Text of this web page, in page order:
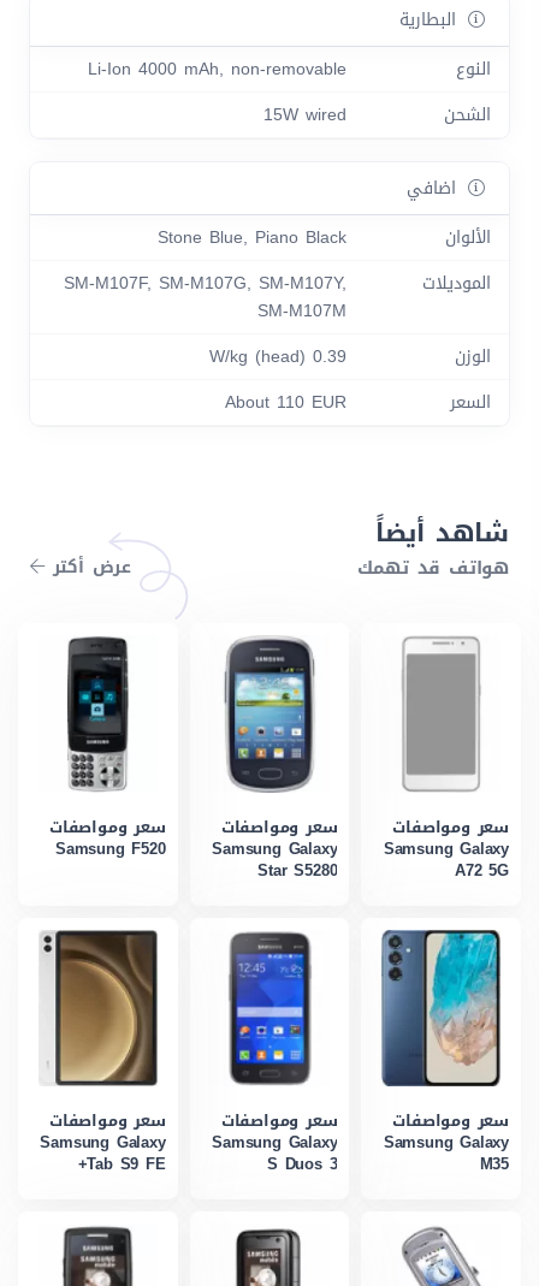
البطارية
النوع
Li-Ion 4000 mAh, non-removable
الشحن
15W wired
اضافي
الألوان
Stone Blue, Piano Black
الموديلات
SM-M107F, SM-M107G, SM-M107Y,
SM-M107M
الوزن
0.39 W/kg (head)
السعر
About 110 EUR
شاهد أيضاً
هواتف قد تهمك عرض أكتر
سعر ومواصفات
Samsung Galaxy
A72 5G
سعر ومواصفات
Samsung Galaxy
Star S5280
سعر ومواصفات
Samsung F520
سعر ومواصفات
Samsung Galaxy
M35
سعر ومواصفات
Samsung Galaxy
S Duos 3
سعر ومواصفات
Samsung Galaxy
Tab S9 FE+